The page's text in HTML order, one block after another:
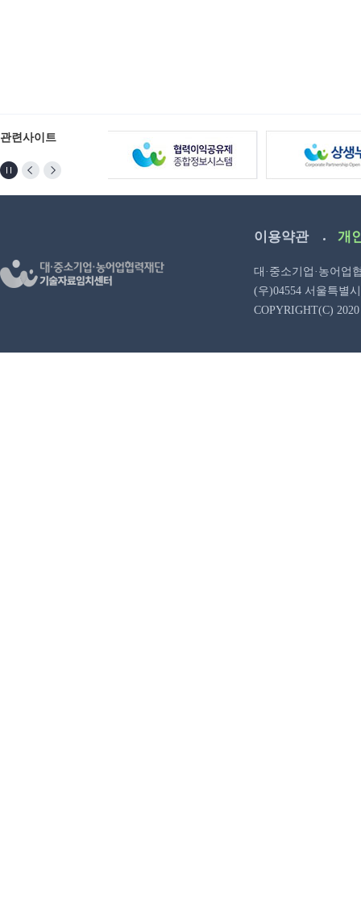
관련사이트
이용약관 개
대·중소기업·농어업
(우)04554 서울특별
COPYRIGHT(C)